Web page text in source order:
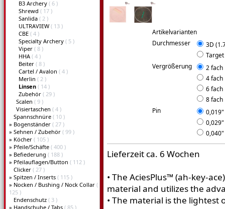
B3 Archery ( 6 )
Shrewd ( 17 )
Sanlida ( 2 )
ULTRAVIEW ( 13 )
CBE ( 4 )
Specialty Archery ( 5 )
Viper ( 8 )
HHA ( 4 )
Beiter ( 8 )
Cartel / Avalon ( 4 )
Merlin ( 2 )
Linsen ( 14 )
Zubehör ( 29 )
Scalen ( 9 )
Visiertaschen ( 4 )
Spannschnüre ( 10 )
» Bogenständer ( 27 )
» Sehnen / Zubehör ( 99 )
» Köcher ( 105 )
» Pfeile/Schäfte ( 400 )
» Befiederung ( 188 )
» Pfeilauflagen/Button ( 112 )
Clicker ( 27 )
» Spitzen / Inserts ( 115 )
» Nocken / Bushing / Nock Collar (
125 )
Endenschutz ( 3 )
» Handschuhe / Tabs ( 85 )
Artikelvarianten
Durchmesser
3D
Vergrößerung
2 fach
4 fach
6 fach
8 fach
Pin
0,019"
0,029"
0,040"
Lieferzeit ca. 6 Wochen
• The AciesPlus™ (ah-key-
material and utilizes the
• The material is the